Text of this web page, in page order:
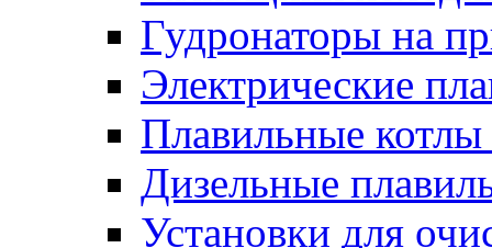
Гудронаторы на
Электрические
Плавильные
Дизельные
Установки для